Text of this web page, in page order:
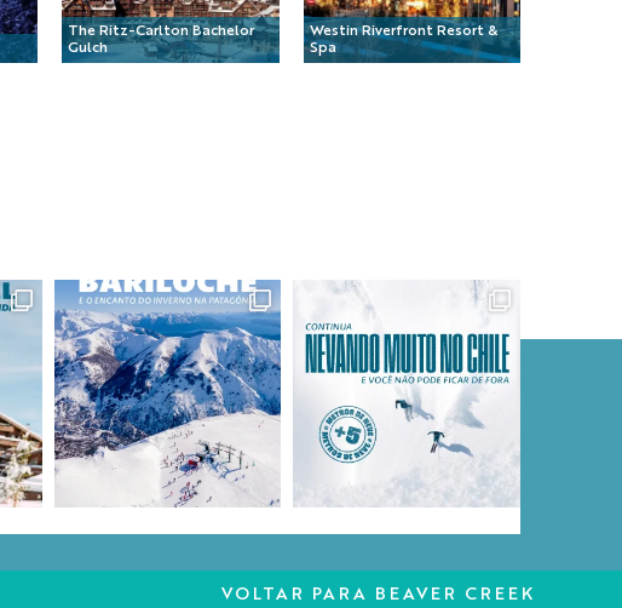
The Ritz-Carlton Bachelor
Gulch
Westin Riverfront Resort &
Spa
VOLTAR PARA BEAVER CREEK